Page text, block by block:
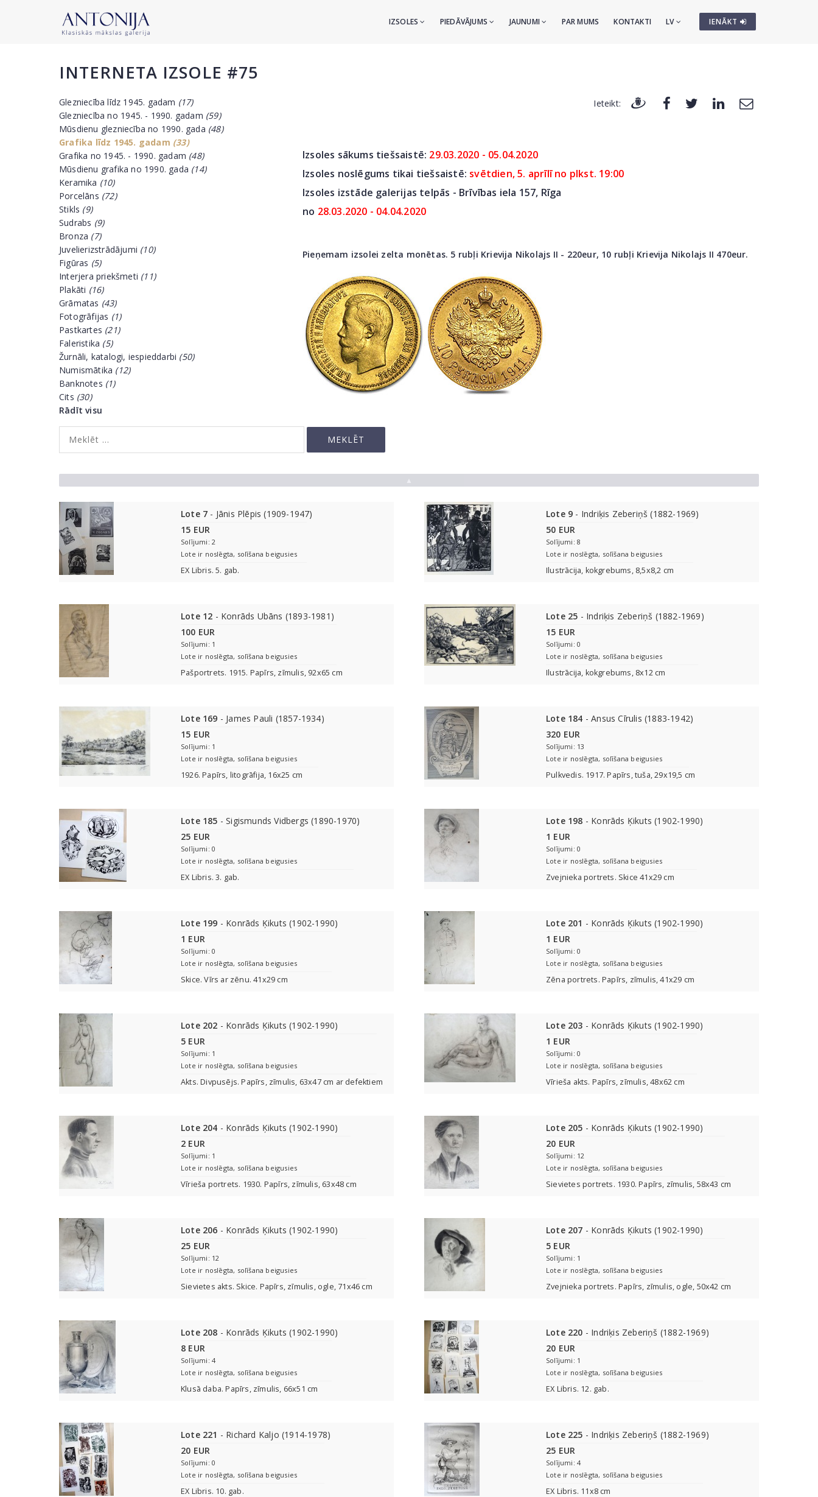
IENĀKT
IZSOLES PIEDĀVĀJUMS JAUNUMI PAR MUMS KONTAKTI LV
INTERNETA IZSOLE #75
Glezniecība līdz 1945. gadam (17)
Glezniecība no 1945. - 1990. gadam (59)
Mūsdienu glezniecība no 1990. gada (48)
Grafika līdz 1945. gadam (33)
Grafika no 1945. - 1990. gadam (48)
Mūsdienu grafika no 1990. gada (14)
Keramika (10)
Porcelāns (72)
Stikls (9)
Sudrabs (9)
Bronza (7)
Juvelierizstrādājumi (10)
Figūras (5)
Interjera priekšmeti (11)
Plakāti (16)
Grāmatas (43)
Fotogrāfijas (1)
Pastkartes (21)
Faleristika (5)
Žurnāli, katalogi, iespieddarbi (50)
Numismātika (12)
Banknotes (1)
Cits (30)
Rādīt visu
Ieteikt:
Izsoles sākums tiešsaistē: 29.03.2020 - 05.04.2020
Izsoles noslēgums tikai tiešsaistē: svētdien, 5. aprīlī no plkst. 19:00
Izsoles izstāde galerijas telpās - Brīvības iela 157, Rīga
no 28.03.2020 - 04.04.2020
Pieņemam izsolei zelta monētas. 5 rubļi Krievija Nikolajs II - 220eur, 10 rubļi Krievija Nikolajs II 470eur.
Lote 7 - Jānis Plēpis (1909-1947)
15 EUR
Solījumi: 2
Lote ir noslēgta, solīšana beigusies
EX Libris. 5. gab.
Lote 9 - Indriķis Zeberiņš (1882-1969)
50 EUR
Solījumi: 8
Lote ir noslēgta, solīšana beigusies
Ilustrācija, kokgrebums, 8,5x8,2 cm
Lote 12 - Konrāds Ubāns (1893-1981)
100 EUR
Solījumi: 1
Lote ir noslēgta, solīšana beigusies
Pašportrets. 1915. Papīrs, zīmulis, 92x65 cm
Lote 25 - Indriķis Zeberiņš (1882-1969)
15 EUR
Solījumi: 0
Lote ir noslēgta, solīšana beigusies
Ilustrācija, kokgrebums, 8х12 сm
Lote 169 - James Pauli (1857-1934)
15 EUR
Solījumi: 1
Lote ir noslēgta, solīšana beigusies
1926. Papīrs, litogrāfija, 16x25 cm
Lote 184 - Ansus Cīrulis (1883-1942)
320 EUR
Solījumi: 13
Lote ir noslēgta, solīšana beigusies
Pulkvedis. 1917. Papīrs, tuša, 29x19,5 cm
Lote 185 - Sigismunds Vidbergs (1890-1970)
25 EUR
Solījumi: 0
Lote ir noslēgta, solīšana beigusies
EX Libris. 3. gab.
Lote 198 - Konrāds Ķikuts (1902-1990)
1 EUR
Solījumi: 0
Lote ir noslēgta, solīšana beigusies
Zvejnieka portrets. Skice 41x29 cm
Lote 199 - Konrāds Ķikuts (1902-1990)
1 EUR
Solījumi: 0
Lote ir noslēgta, solīšana beigusies
Skice. Vīrs ar zēnu. 41x29 cm
Lote 201 - Konrāds Ķikuts (1902-1990)
1 EUR
Solījumi: 0
Lote ir noslēgta, solīšana beigusies
Zēna portrets. Papīrs, zīmulis, 41x29 cm
Lote 202 - Konrāds Ķikuts (1902-1990)
5 EUR
Solījumi: 1
Lote ir noslēgta, solīšana beigusies
Akts. Divpusējs. Papīrs, zīmulis, 63x47 cm ar defektiem
Lote 203 - Konrāds Ķikuts (1902-1990)
1 EUR
Solījumi: 0
Lote ir noslēgta, solīšana beigusies
Vīrieša akts. Papīrs, zīmulis, 48x62 cm
Lote 204 - Konrāds Ķikuts (1902-1990)
2 EUR
Solījumi: 1
Lote ir noslēgta, solīšana beigusies
Vīrieša portrets. 1930. Papīrs, zīmulis, 63x48 cm
Lote 205 - Konrāds Ķikuts (1902-1990)
20 EUR
Solījumi: 12
Lote ir noslēgta, solīšana beigusies
Sievietes portrets. 1930. Papīrs, zīmulis, 58x43 cm
Lote 206 - Konrāds Ķikuts (1902-1990)
25 EUR
Solījumi: 12
Lote ir noslēgta, solīšana beigusies
Sievietes akts. Skice. Papīrs, zīmulis, ogle, 71x46 cm
Lote 207 - Konrāds Ķikuts (1902-1990)
5 EUR
Solījumi: 1
Lote ir noslēgta, solīšana beigusies
Zvejnieka portrets. Papīrs, zīmulis, ogle, 50x42 cm
Lote 208 - Konrāds Ķikuts (1902-1990)
8 EUR
Solījumi: 4
Lote ir noslēgta, solīšana beigusies
Klusā daba. Papīrs, zīmulis, 66x51 cm
Lote 220 - Indriķis Zeberiņš (1882-1969)
20 EUR
Solījumi: 1
Lote ir noslēgta, solīšana beigusies
EX Libris. 12. gab.
Lote 221 - Richard Kaljo (1914-1978)
20 EUR
Solījumi: 0
Lote ir noslēgta, solīšana beigusies
EX Libris. 10. gab.
Lote 225 - Indriķis Zeberiņš (1882-1969)
25 EUR
Solījumi: 4
Lote ir noslēgta, solīšana beigusies
EX Libris. 11x8 cm